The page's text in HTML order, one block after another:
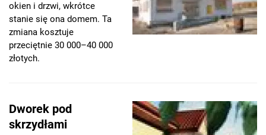
okien i drzwi, wkrótce
stanie się ona domem. Ta
zmiana kosztuje
przeciętnie 30 000–40 000
złotych.
Dworek pod
skrzydłami